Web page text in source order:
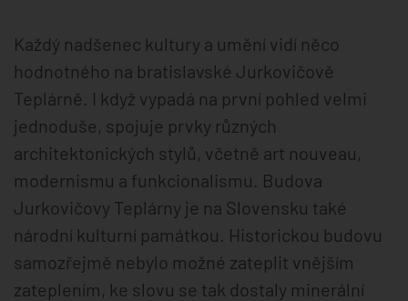
Každý nadšenec kultury a umění vidí něco
hodnotného na bratislavské Jurkovičově
Teplárně. I když vypadá na první pohled velmi
jednoduše, spojuje prvky různých
architektonických stylů, včetně art nouveau,
modernismu a funkcionalismu. Budova
Jurkovičovy Teplárny je na Slovensku také
národní kulturní památkou. Historickou budovu
samozřejmě nebylo možné zateplit vnějším
zateplením, ke slovu se tak dostaly minerální